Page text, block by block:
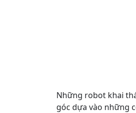
Những robot khai
góc dựa vào những